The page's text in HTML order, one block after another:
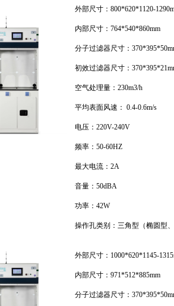
外部尺寸：800*620*1120-
内部尺寸：764*540*860mm
分子过滤器尺寸：
初效过滤器尺寸：
空气处理量：230m3/h
平均表面风速： 0.4-0.6m/s
电压：220V-240V
频率：50-60HZ
最大电流：2A
音量：50dBA
功率：42W
操作孔类别：三角型（椭圆型
外部尺寸：1000*620*1145-
内部尺寸：971*512*885mm
分子过滤器尺寸：